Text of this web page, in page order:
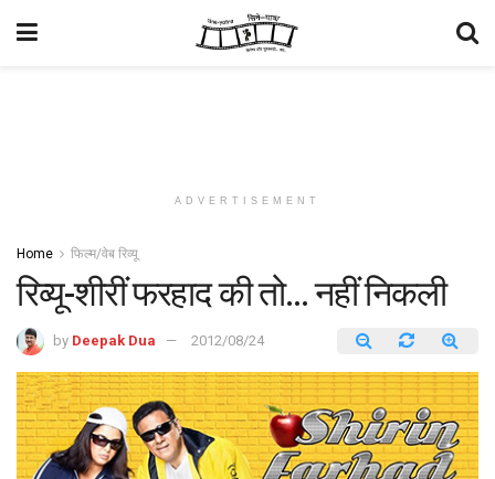
ADVERTISEMENT
Home फिल्म/वेब रिव्यू
रिव्यू-शीरीं फरहाद की तो… नहीं निकली
by Deepak Dua 2012/08/24